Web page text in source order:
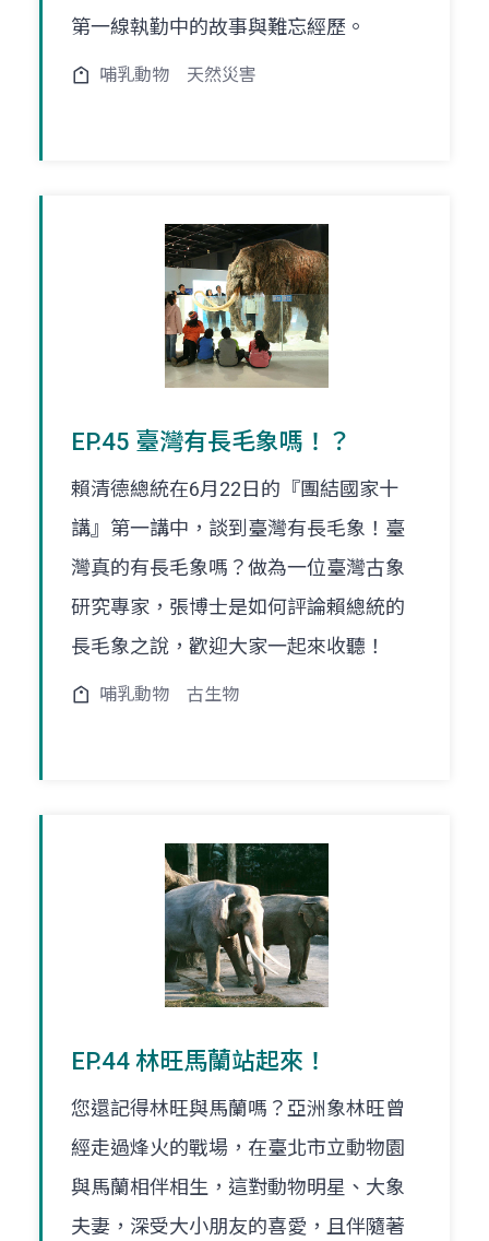
第一線執勤中的故事與難忘經歷。
哺乳動物 天然災害
EP.45 臺灣有長毛象嗎！？
賴清德總統在6月22日的『團結國家十
講』第一講中，談到臺灣有長毛象！臺
灣真的有長毛象嗎？做為一位臺灣古象
研究專家，張博士是如何評論賴總統的
長毛象之說，歡迎大家一起來收聽！
哺乳動物 古生物
EP.44 林旺馬蘭站起來！
您還記得林旺與馬蘭嗎？亞洲象林旺曾
經走過烽火的戰場，在臺北市立動物園
與馬蘭相伴相生，這對動物明星、大象
夫妻，深受大小朋友的喜愛，且伴隨著